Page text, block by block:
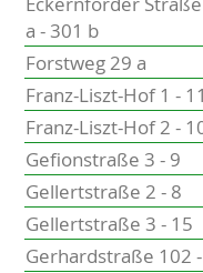
Heide
Bordesholm
Elmshorn
a - 301 b
Forstweg 29 a
Franz-Liszt-Hof 1 - 11
Franz-Liszt-Hof 2 -
Gefionstraße 3 - 9
Gellertstraße 2 - 8
Gellertstraße 3 - 15
Gerhardstraße 102